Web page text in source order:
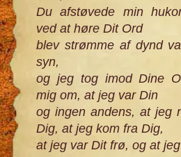
Du afstøvede min
ved at høre Dit Ord
blev strømme af dynd
syn,
og jeg tog imod Dine
mig om, at jeg var Din
og ingen andens, at jeg
Dig, at jeg kom fra Dig,
at jeg var Dit frø, og at